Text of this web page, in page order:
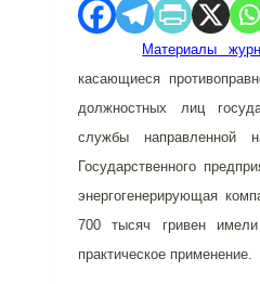
Материалы
касающиеся
должностных лиц
службы направленной
Государственного
энергогенерирующая
700 тысяч гривен
практическое применение.